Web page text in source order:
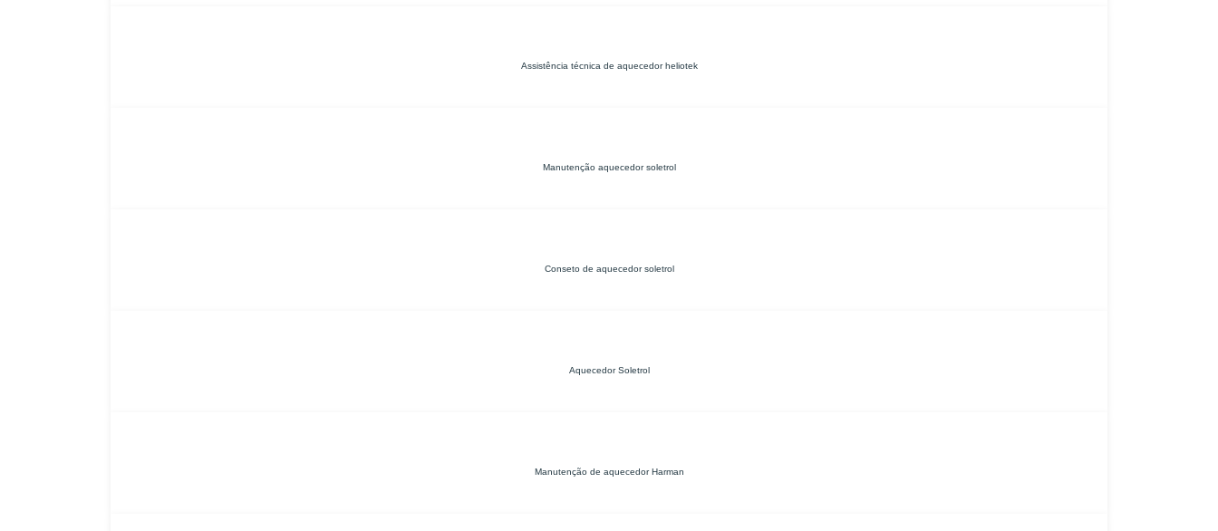
Assistência técnica de aquecedor heliotek
Manutenção aquecedor soletrol
Conseto de aquecedor soletrol
Aquecedor Soletrol
Manutenção de aquecedor Harman